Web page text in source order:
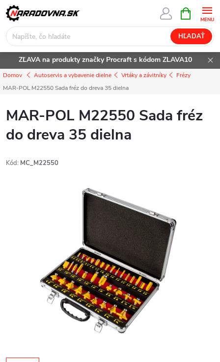
Prejsť
na
obsah
HĽADAŤ
KOŠÍK
ZĽAVA na produkty značky Procraft s kódom ZLAVA10
Domov Autoservis a vybavenie dielne Vrtáky a závitníky
Frézy
MAR-POL M22550 Sada fréz do dreva 35 dielna
MAR-POL M22550 Sada fréz
do dreva 35 dielna
Kód: MC_M22550